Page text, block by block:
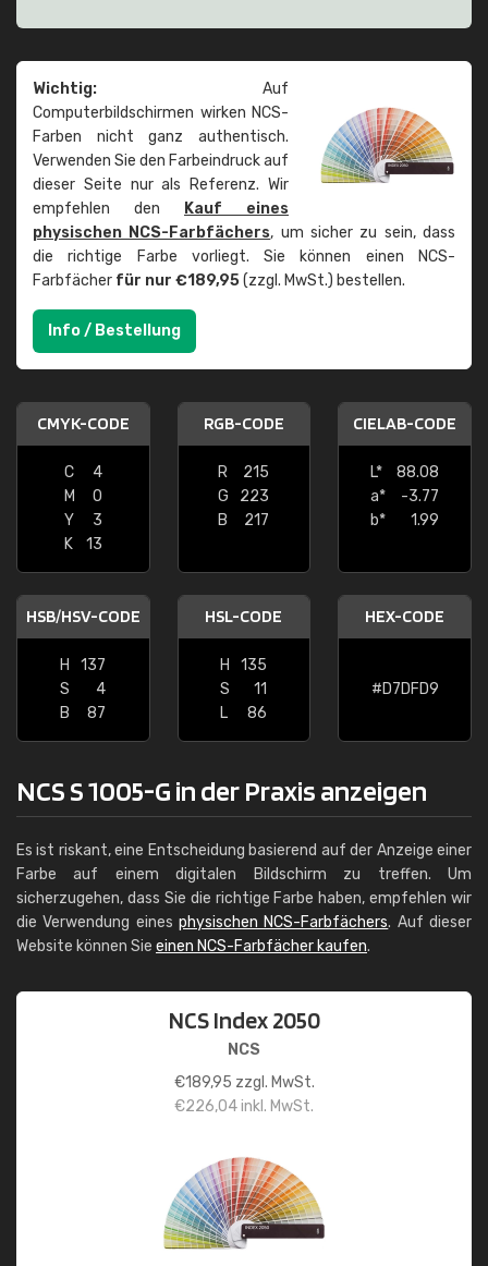
Wichtig: Auf
Computerbildschirmen wirken NCS-
Farben nicht ganz authentisch.
Verwenden Sie den Farbeindruck auf
dieser Seite nur als Referenz. Wir
empfehlen den
Kauf eines
physischen NCS-Farbfächers, um sicher zu sein, dass
die richtige Farbe vorliegt. Sie können einen NCS-
Farbfächer für nur €189,95(zzgl. MwSt.) bestellen.
Info / Bestellung
CMYK-CODE
C
4
M
0
Y
3
K
13
RGB-CODE
R
215
G
223
B
217
CIELAB-CODE
L*
88.08
a*
-3.77
b*
1.99
HSB/HSV-CODE
H
137
S
4
B
87
HSL-CODE
H
135
S
11
L
86
HEX-CODE
#D7DFD9
NCS S 1005-G in der Praxis anzeigen
Es ist riskant, eine Entscheidung basierend auf der Anzeige einer
Farbe auf einem digitalen Bildschirm zu treffen. Um
sicherzugehen, dass Sie die richtige Farbe haben, empfehlen wir
die Verwendung eines physischen NCS-Farbfächers. Auf dieser
Website können Sie einen NCS-Farbfächer kaufen.
NCS Index 2050
NCS
€189,95 zzgl. MwSt.
€226,04inkl. MwSt.